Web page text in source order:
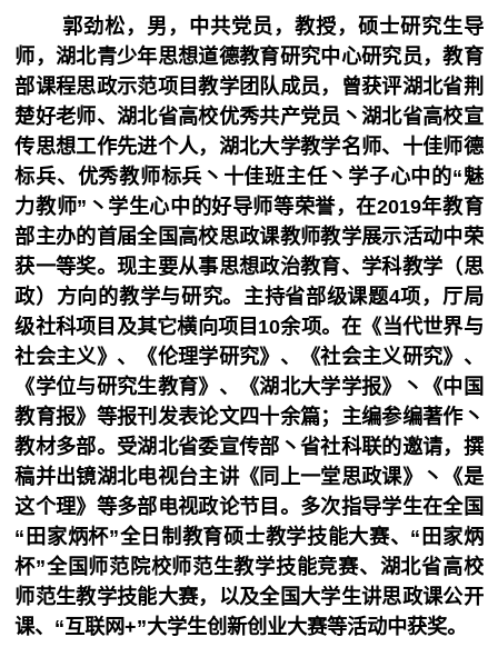
郭劲松，男，中共党员，教授，硕士研究生导
师，湖北青少年思想道德教育研究中心研究员，教育
部课程思政示范项目教学团队成员，曾获评湖北省荆
楚好老师、湖北省高校优秀共产党员丶湖北省高校宣
传思想工作先进个人，湖北大学教学名师、十佳师德
标兵、优秀教师标兵丶十佳班主任丶学子心中的“魅
力教师”丶学生心中的好导师等荣誉，在2019年教育
部主办的首届全国高校思政课教师教学展示活动中荣
获一等奖。现主要从事思想政治教育、学科教学（思
政）方向的教学与研究。主持省部级课题4项，厅局
级社科项目及其它横向项目10余项。在《当代世界与
社会主义》、《伦理学研究》、《社会主义研究》、
《学位与研究生教育》、《湖北大学学报》丶《中国
教育报》等报刊发表论文四十余篇；主编参编著作丶
教材多部。受湖北省委宣传部丶省社科联的邀请，撰
稿并出镜湖北电视台主讲《同上一堂思政课》丶《是
这个理》等多部电视政论节目。多次指导学生在全国
“田家炳杯”全日制教育硕士教学技能大赛、“田家炳
杯”全国师范院校师范生教学技能竞赛、湖北省高校
师范生教学技能大赛，以及全国大学生讲思政课公开
课、“互联网+”大学生创新创业大赛等活动中获奖。